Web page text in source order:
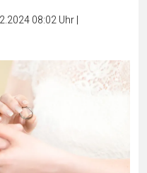
08:02 Uhr|